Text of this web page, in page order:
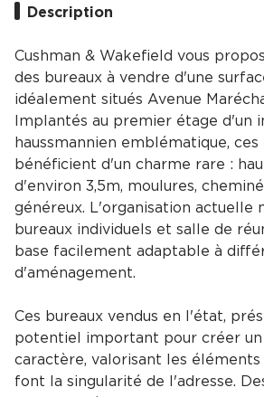
Description
Cushman & Wakefield vous
des bureaux à vendre d'une
idéalement situés Avenue
Implantés au premier étage d'un
haussmannien emblématique, ces
bénéficient d'un charme rare :
d'environ 3,5m, moulures,
généreux. L'organisation actuelle
bureaux individuels et salle de
base facilement adaptable à
d'aménagement.
Ces bureaux vendus en l'état,
potentiel important pour créer un
caractère, valorisant les
font la singularité de l'adresse.